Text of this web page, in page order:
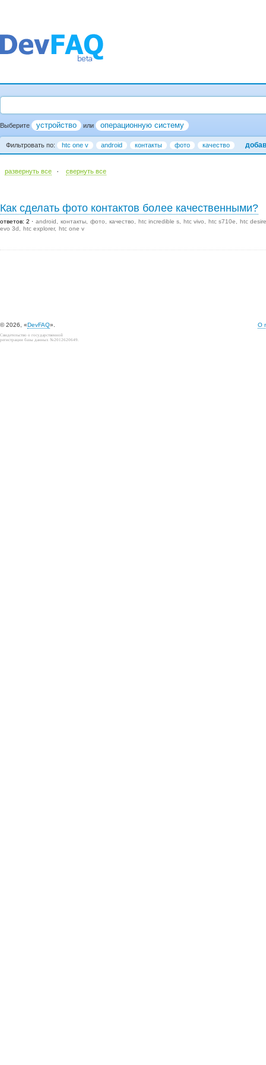
Выберите устройство или операционную систему
Фильтровать по: htc one v android контакты фото качество
развернуть все · cвернуть все
Как сделать фото контактов более качественными?
ответов: 2 android контакты фото качество htc incredible s htc vivo htc s710e
htc
evo 3d
htc explorer htc one v
© 2026, «DevFAQ». О
Свидетельство о государственной
регистрации базы данных №2012620649.